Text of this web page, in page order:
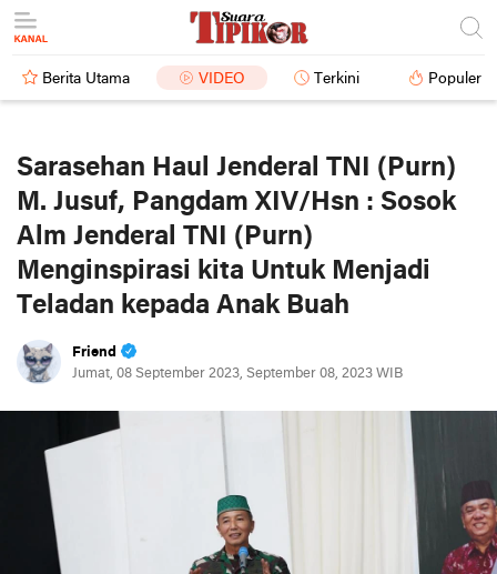
Berita Utama VIDEO Terkini Populer
Sarasehan Haul Jenderal TNI (Purn)
M. Jusuf, Pangdam XIV/Hsn : Sosok
Alm Jenderal TNI (Purn)
Menginspirasi kita Untuk Menjadi
Teladan kepada Anak Buah
Friend
Jumat, 08 September 2023, September 08, 2023 WIB